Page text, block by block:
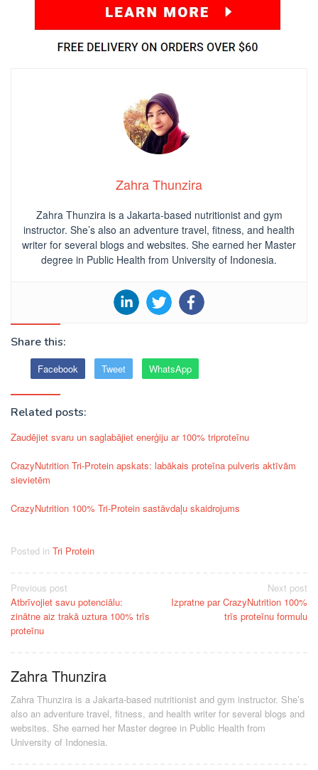
Zahra Thunzira
Zahra Thunzira is a Jakarta-based nutritionist and gym
instructor. She’s also an adventure travel, fitness, and health
writer for several blogs and websites. She earned her Master
degree in Public Health from University of Indonesia.
Share this:
Facebook Tweet WhatsApp
Related posts:
Zaudējiet svaru un saglabājiet enerģiju ar 100% triproteīnu
CrazyNutrition Tri-Protein apskats: labākais proteīna pulveris aktīvām
sievietēm
CrazyNutrition 100% Tri-Protein sastāvdaļu skaidrojums
Posted in Tri Protein
Post
navigation
Previous post
Atbrīvojiet savu potenciālu:
zinātne aiz trakā uztura 100% trīs
proteīnu
Next post
Izpratne par CrazyNutrition 100%
trīs proteīnu formulu
Zahra Thunzira
Zahra Thunzira is a Jakarta-based nutritionist and gym instructor. She’s
also an adventure travel, fitness, and health writer for several blogs and
websites. She earned her Master degree in Public Health from
University of Indonesia.